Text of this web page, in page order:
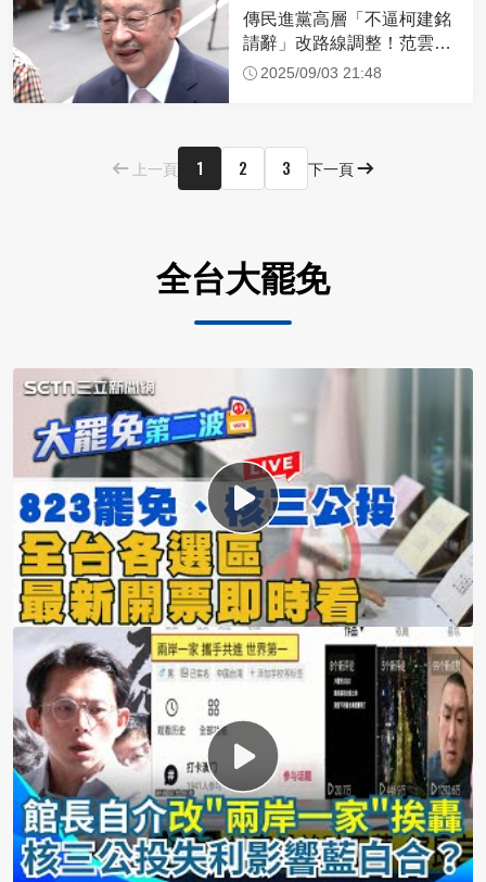
傳民進黨高層「不逼柯建銘
請辭」改路線調整！范雲、
陳培瑜成左右手
2025/09/03 21:48
上一頁 1 2 3 下一頁
全台大罷免